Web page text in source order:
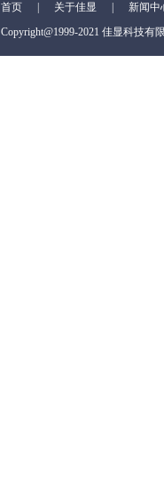
首页 关于佳显
新闻中
Copyright@1999-2021 佳显科技